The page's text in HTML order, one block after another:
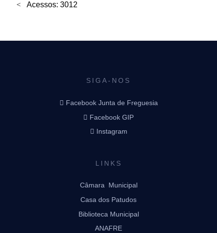
Acessos: 3012
SIGA-NOS
Facebook Junta de Freguesia
Facebook GIP
Instagram
LINKS
Câmara Municipal
Casa dos Patudos
Biblioteca Municipal
ANAFRE